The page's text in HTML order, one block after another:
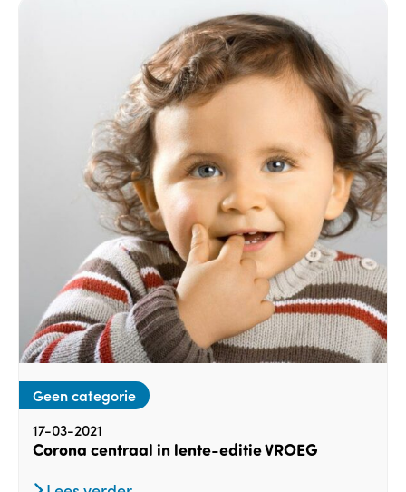
Geen categorie
17-03-2021
Corona centraal in lente-editie VROEG